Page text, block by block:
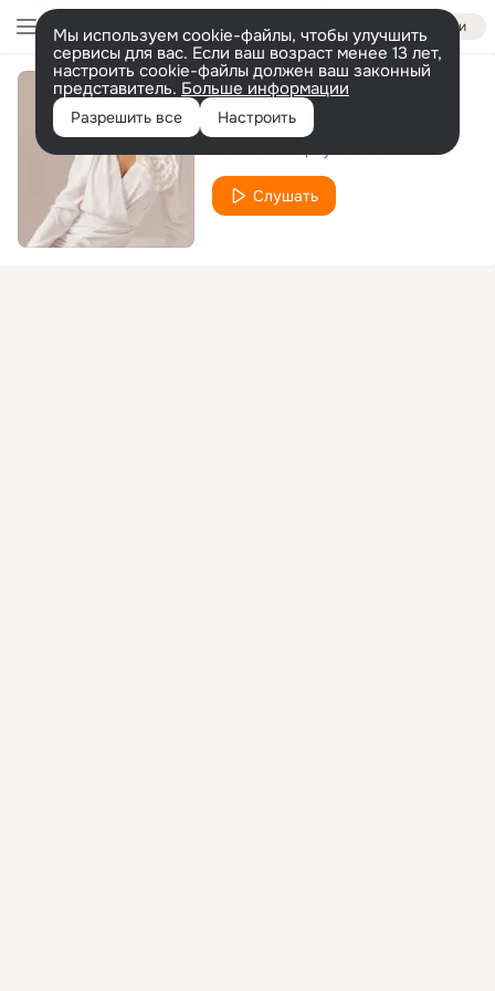
Войти
Мы используем cookie-файлы, чтобы улучшить
сервисы для вас. Если ваш возраст менее 13 лет,
настроить cookie-файлы должен ваш законный
представитель. Больше информации
Разрешить все Настроить
Тик син
Слушать